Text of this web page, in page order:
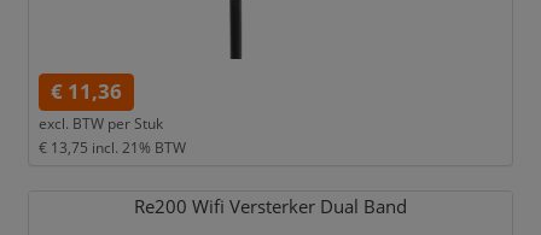
€ 11,36
excl. BTW per Stuk
€ 13,75 incl. 21% BTW
Re200 Wifi Versterker Dual Band